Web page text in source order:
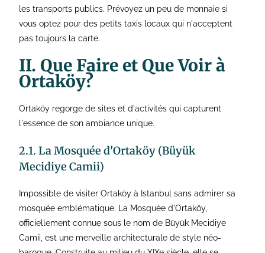
les transports publics. Prévoyez un peu de monnaie si
vous optez pour des petits taxis locaux qui n'acceptent
pas toujours la carte.
II. Que Faire et Que Voir à
Ortaköy?
Ortaköy regorge de sites et d'activités qui capturent
l'essence de son ambiance unique.
2.1. La Mosquée d'Ortaköy (Büyük
Mecidiye Camii)
Impossible de visiter Ortaköy à Istanbul sans admirer sa
mosquée emblématique. La Mosquée d'Ortaköy,
officiellement connue sous le nom de Büyük Mecidiye
Camii, est une merveille architecturale de style néo-